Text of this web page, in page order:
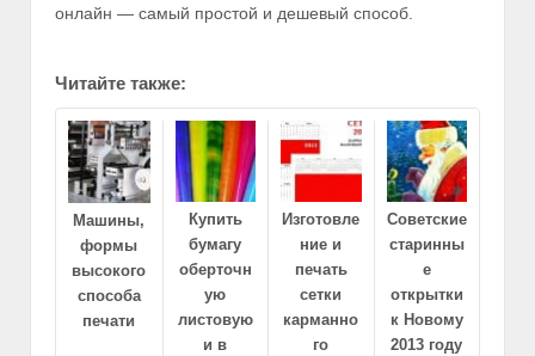
онлайн — самый простой и дешевый способ.
Читайте также:
Машины,
формы
высокого
способа
печати
Купить
бумагу
оберточн
ую
листовую
и в
Изготовле
ние и
печать
сетки
карманно
го
Советские
старинны
е
открытки
к Новому
2013 году